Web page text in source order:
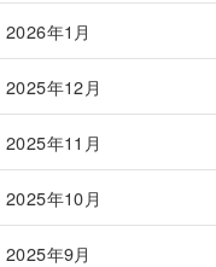
2026年1月
2025年12月
2025年11月
2025年10月
2025年9月